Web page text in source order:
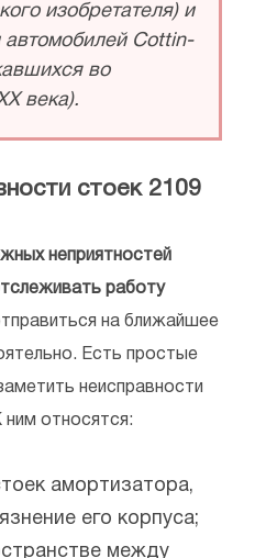
изобретателя) и
автомобилей Cottin-
во
века).
стоек 2109
неприятностей
работу
на ближайшее
Есть простые
неисправности
относятся:
амортизатора,
его корпуса;
между